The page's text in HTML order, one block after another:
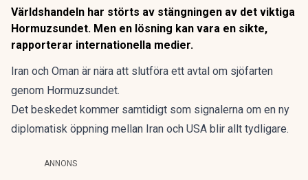
Världshandeln har störts av stängningen av det viktiga
Hormuzsundet. Men en lösning kan vara en sikte,
rapporterar internationella medier.
Iran och Oman är nära att slutföra ett avtal om sjöfarten
genom Hormuzsundet.
Det beskedet kommer samtidigt som signalerna om en ny
diplomatisk öppning mellan Iran och USA blir allt tydligare.
ANNONS